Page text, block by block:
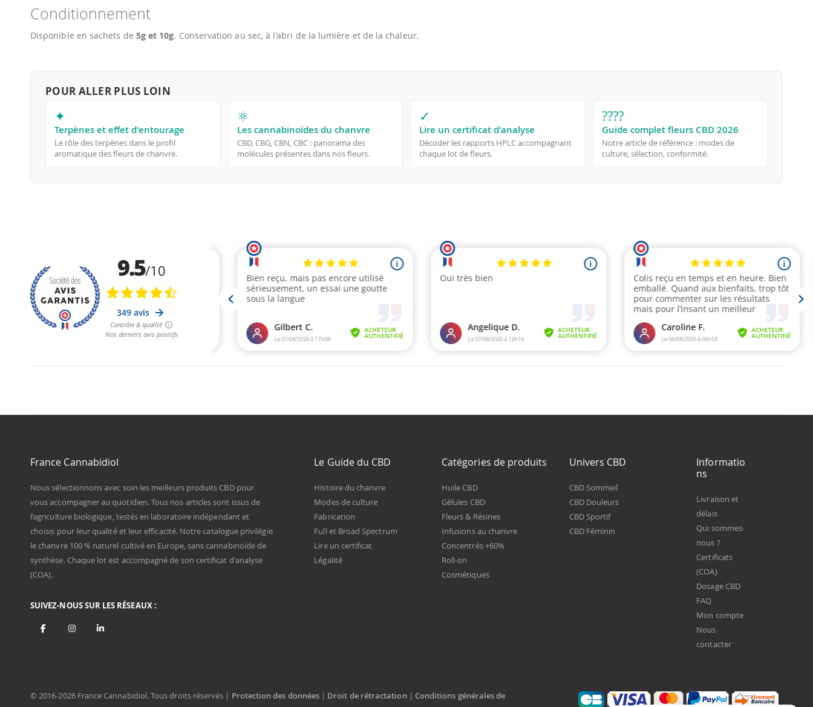
Conditionnement
Disponible en sachets de 5g et 10g. Conservation au sec, à l'abri de la lumière et de la chaleur.
POUR ALLER PLUS LOIN
✦
Terpènes et effet d'entourage
Le rôle des terpènes dans le profil
aromatique des fleurs de chanvre.
⚛
Les cannabinoïdes du chanvre
CBD, CBG, CBN, CBC : panorama des
molécules présentes dans nos fleurs.
✓
Lire un certificat d'analyse
Décoder les rapports HPLC accompagnant
chaque lot de fleurs.
????
Guide complet fleurs CBD 2026
Notre article de référence : modes de
culture, sélection, conformité.
France Cannabidiol
Nous sélectionnons avec soin les meilleurs produits CBD pour
vous accompagner au quotidien. Tous nos articles sont issus de
l’agriculture biologique, testés en laboratoire indépendant et
choisis pour leur qualité et leur efficacité. Notre catalogue privilégie
le chanvre 100 % naturel cultivé en Europe, sans cannabinoïde de
synthèse. Chaque lot est accompagné de son certificat d'analyse
(COA).
SUIVEZ-NOUS SUR LES RÉSEAUX :
Le Guide du CBD
Histoire du chanvre
Modes de culture
Fabrication
Full et Broad Spectrum
Lire un certificat
Légalité
Catégories de produits
Huile CBD
Gélules CBD
Fleurs & Résines
Infusions au chanvre
Concentrés +60%
Roll-on
Cosmétiques
Univers CBD
CBD Sommeil
CBD Douleurs
CBD Sportif
CBD Féminin
Informatio
ns
Livraison et
délais
Qui sommes-
nous ?
Certificats
(COA)
Dosage CBD
FAQ
Mon compte
Nous
contacter
© 2016-2026 France Cannabidiol. Tous droits réservés | Protection des données | Droit de rétractation| Conditions générales de